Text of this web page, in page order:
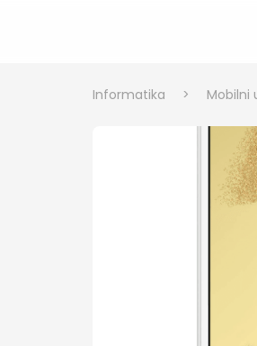
Informatika > Mobilni